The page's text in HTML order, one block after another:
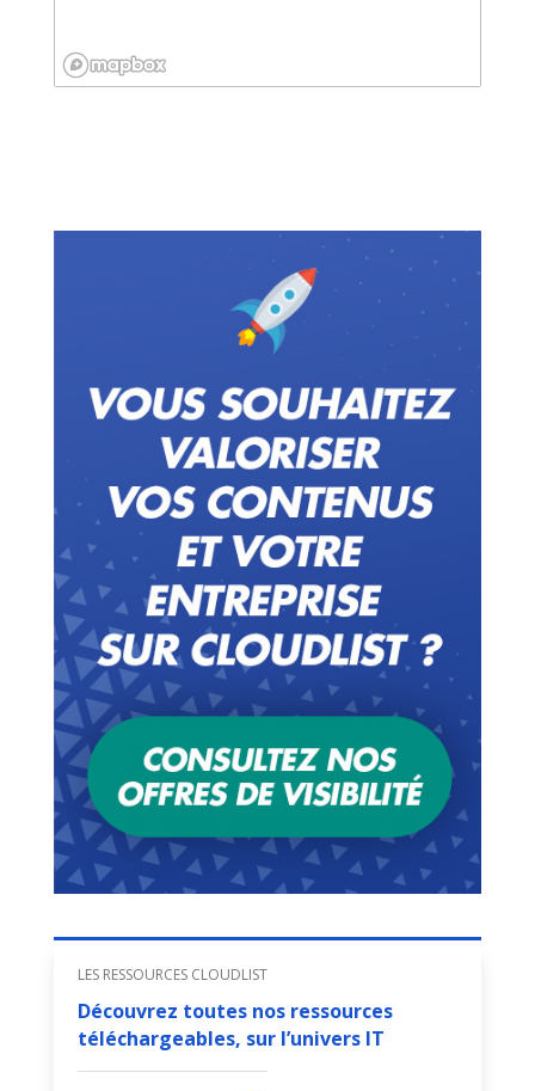
LES RESSOURCES CLOUDLIST
Découvrez toutes nos ressources
téléchargeables, sur l’univers IT